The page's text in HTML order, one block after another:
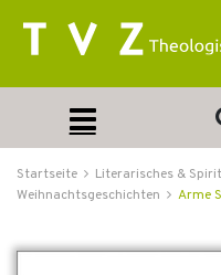
Startseite Literarisches &
Weihnachtsgeschichten
Arme